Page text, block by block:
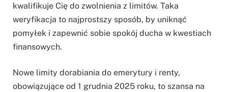
kwalifikuje Cię do zwolnienia z limitów. Taka
weryfikacja to najprostszy sposób, by uniknąć
pomyłek i zapewnić sobie spokój ducha w kwestiach
finansowych.
Nowe limity dorabiania do emerytury i renty,
obowiązujące od 1 grudnia 2025 roku, to szansa na